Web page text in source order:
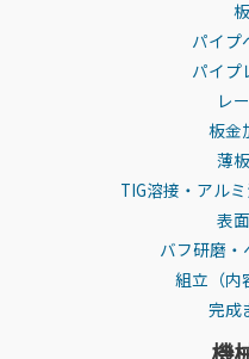
パイプ
パイプ
レ
板金
薄
TIG溶接・アル
表
バフ研磨・
組立（内
完成